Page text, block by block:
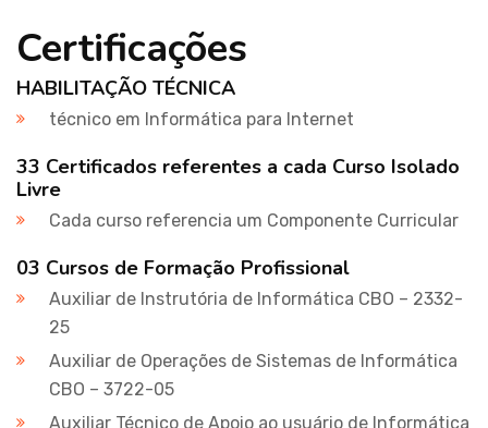
Certificações
HABILITAÇÃO TÉCNICA
técnico em Informática para Internet
33 Certificados referentes a cada Curso Isolado
Livre
Cada curso referencia um Componente Curricular
03 Cursos de Formação Profissional
Auxiliar de Instrutória de Informática CBO – 2332-
25
Auxiliar de Operações de Sistemas de Informática
CBO – 3722-05
Auxiliar Técnico de Apoio ao usuário de Informática